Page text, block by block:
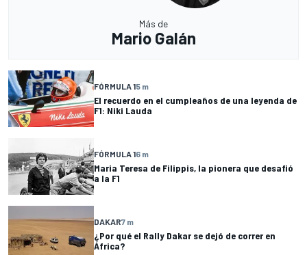
Más de
Mario Galán
FÓRMULA 15 m
El recuerdo en el cumpleaños de una leyenda de
F1: Niki Lauda
FÓRMULA 16 m
Maria Teresa de Filippis, la pionera que desafió
a la F1
DAKAR7 m
¿Por qué el Rally Dakar se dejó de correr en
África?